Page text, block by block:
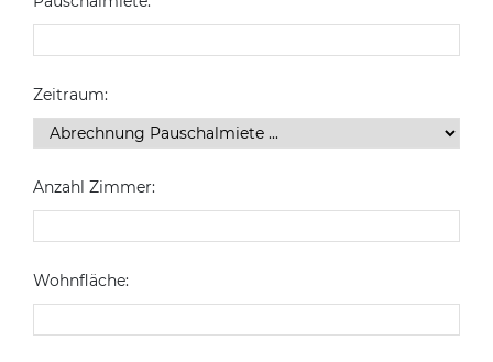
Zeitraum:
Anzahl Zimmer:
Wohnfläche: